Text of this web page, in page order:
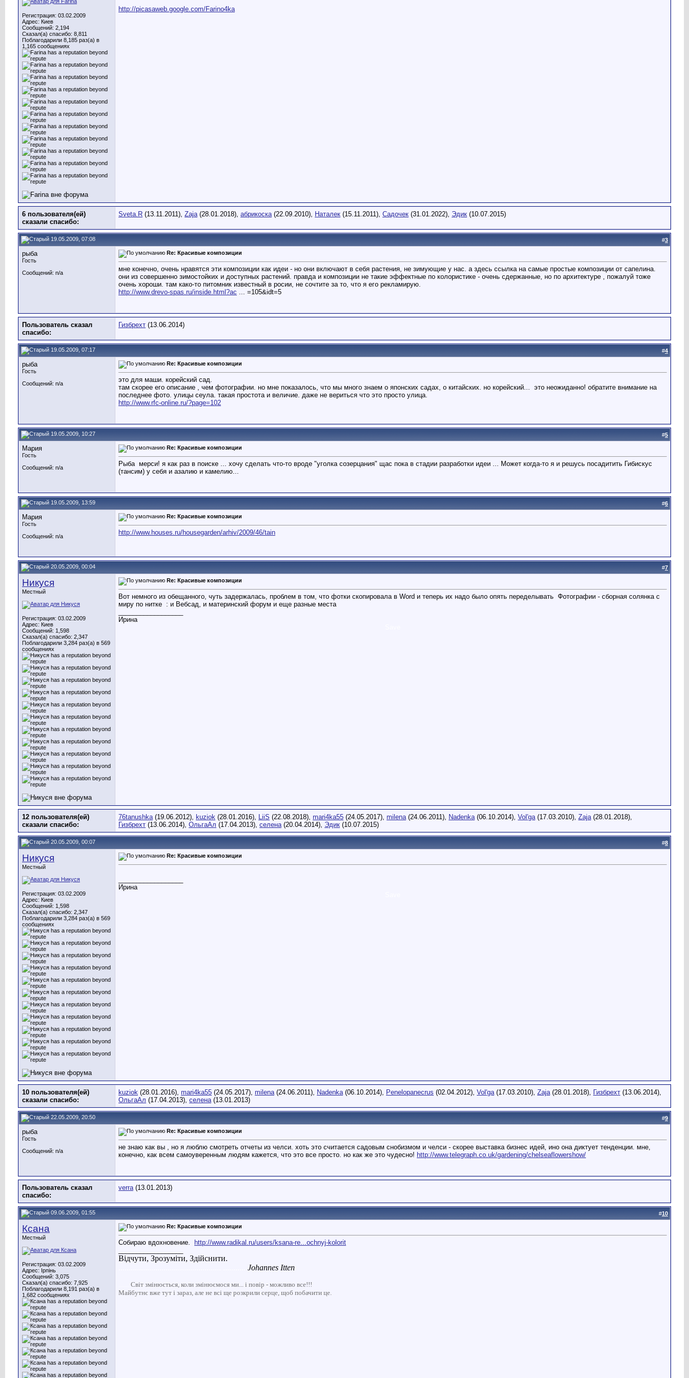
Регистрация: 03.02.2009
Адрес: Киев
Сообщений: 2,194
Сказал(а) спасибо: 8,811
Поблагодарили 8,185 раз(а) в
1,165 сообщениях
http://picasaweb.google.com/Farino4ka
6 пользователя(ей)
сказали cпасибо:
Sveta.R (13.11.2011), Zaja(28.01.2018), абрикоска(22.09.2010), Наталек (15.11.2011), Садочек (31.01.2022), Эдик (10.07.2015)
19.05.2009, 07:08 #3
рыба
Гость
Сообщений: n/a
Re: Красивые композиции
мне конечно, очень нравятся эти композиции как идеи - но они включают в себя растения, не зимующие у нас. а здесь ссылка на самые простые композиции от сапелина.
они из совершенно зимостойких и доступных растений. правда и композиции не такие эффектные по колористике - очень сдержанные, но по архитектуре , пожалуй тоже
очень хороши. там како-то питомник известный в росии, не сочтите за то, что я его рекламирую.
http://www.drevo-spas.ru/inside.html?ac ... =105&idt=5
Пользователь сказал
cпасибо:
Гизбрехт (13.06.2014)
19.05.2009, 07:17 #4
рыба
Гость
Сообщений: n/a
Re: Красивые композиции
это для маши. корейский сад.
там скорее его описание , чем фотографии. но мне показалось, что мы много знаем о японских садах, о китайских. но корейский... это неожиданно! обратите внимание на
последнее фото. улицы сеула. такая простота и величие. даже не вериться что это просто улица.
http://www.rfc-online.ru/?page=102
19.05.2009, 10:27 #5
Мария
Гость
Сообщений: n/a
Re: Красивые композиции
Рыба мерси! я как раз в поиске ... хочу сделать что-то вроде "уголка созерцания" щас пока в стадии разработки идеи ... Может когда-то я и решусь посадитить Гибискус
(тансим) у себя и азалию и камелию...
19.05.2009, 13:59 #6
Мария
Гость
Сообщений: n/a
Re: Красивые композиции
http://www.houses.ru/housegarden/arhiv/2009/46/tain
20.05.2009, 00:04 #7
Никуся
Местный
Регистрация: 03.02.2009
Адрес: Киев
Сообщений: 1,598
Сказал(а) спасибо: 2,347
Поблагодарили 3,284 раз(а) в 569
сообщениях
Re: Красивые композиции
Вот немного из обещанного, чуть задержалась, проблем в том, что фотки скопировала в Word и теперь их надо было опять переделывать Фотографии - сборная солянка с
миру по нитке : и Вебсад, и материнский форум и еще разные места
Ирина
12 пользователя(ей)
сказали cпасибо:
76tanushka(19.06.2012), kuziok (28.01.2016), LiiS (22.08.2018), mari4ka55 (24.05.2017), milena(24.06.2011), Nadenka(06.10.2014), Vol'ga(17.03.2010), Zaja(28.01.2018),
Гизбрехт (13.06.2014), ОльгаАл (17.04.2013), селена(20.04.2014), Эдик (10.07.2015)
20.05.2009, 00:07 #8
Никуся
Местный
Регистрация: 03.02.2009
Адрес: Киев
Сообщений: 1,598
Сказал(а) спасибо: 2,347
Поблагодарили 3,284 раз(а) в 569
сообщениях
Re: Красивые композиции
Ирина
10 пользователя(ей)
сказали cпасибо:
kuziok (28.01.2016), mari4ka55 (24.05.2017), milena(24.06.2011), Nadenka(06.10.2014), Penelopanecrus (02.04.2012), Vol'ga(17.03.2010), Zaja(28.01.2018), Гизбрехт (13.06.2014),
ОльгаАл (17.04.2013), селена(13.01.2013)
22.05.2009, 20:50 #9
рыба
Гость
Сообщений: n/a
Re: Красивые композиции
не знаю как вы , но я люблю смотреть отчеты из челси. хоть это считается садовым снобизмом и челси - скорее выставка бизнес идей, ино она диктует тенденции. мне,
конечно, как всем самоуверенным людям кажется, что это все просто. но как же это чудесно! http://www.telegraph.co.uk/gardening/chelseaflowershow/
Пользователь сказал
cпасибо:
verra(13.01.2013)
09.06.2009, 01:55 #10
Ксана
Местный
Регистрация: 03.02.2009
Адрес: Ірпінь
Сообщений: 3,075
Сказал(а) спасибо: 7,925
Поблагодарили 8,191 раз(а) в
1,682 сообщениях
Re: Красивые композиции
Собираю вдохновение.
http://www.radikal.ru/users/ksana-re...ochnyj-kolorit
Відчути, Зрозуміти, Здійснити.
Johannes Itten
Світ змінюється, коли змінюємося ми... і повір - можливо все!!!
Майбутнє вже тут і зараз, але не всі ще розкрили серце, щоб побачити це.